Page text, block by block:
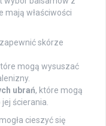
mają właściwości
skórze
mogą wysuszać
ubrań, które mogą
ścierania.
cieszyć się